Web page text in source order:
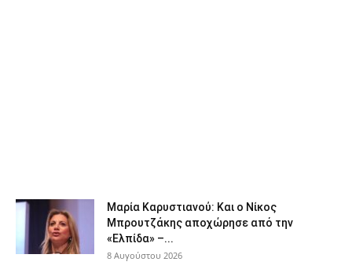
Μαρία Καρυστιανού: Και ο Νίκος
Μπρουτζάκης αποχώρησε από την
«Ελπίδα» –...
8 Αυγούστου 2026